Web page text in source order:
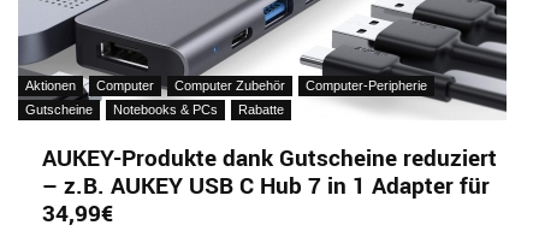
Aktionen Computer Computer Zubehör
Computer-Peripherie
Gutscheine
Notebooks & PCs Rabatte
AUKEY-Produkte dank Gutscheine reduziert
– z.B. AUKEY USB C Hub 7 in 1 Adapter für
34,99€